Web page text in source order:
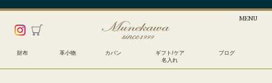
財布 革小物 カバン
ギフト/ケア
名入れ
ブログ